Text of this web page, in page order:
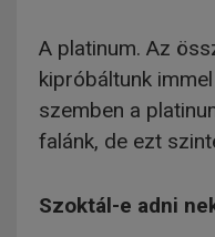
A platinum. Az
kipróbáltunk
szemben a
falánk, de ezt
Szoktál-e adni